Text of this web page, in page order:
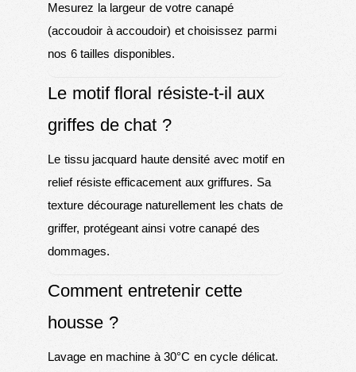
Mesurez la largeur de votre canapé
(accoudoir à accoudoir) et choisissez parmi
nos 6 tailles disponibles.
Le motif floral résiste-t-il aux
griffes de chat ?
Le tissu jacquard haute densité avec motif en
relief résiste efficacement aux griffures. Sa
texture décourage naturellement les chats de
griffer, protégeant ainsi votre canapé des
dommages.
Comment entretenir cette
housse ?
Lavage en machine à 30°C en cycle délicat.